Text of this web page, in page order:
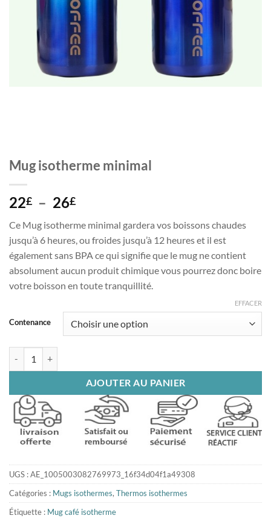
Mug isotherme minimal
22£ – 26£Plage
prix :
22£
à
26£
Ce Mug isotherme minimal gardera vos boissons chaudes
jusqu’à 6 heures, ou froides jusqu’à 12 heures et il est
également sans BPA ce qui signifie que le mug ne contient
absolument aucun produit chimique vous pourrez donc boire
votre boisson en toute tranquillité.
Contenance
EFFACER
AJOUTER AU PANIER
UGS :AE_1005003082769973_16f34d04f1a49308
Catégories : Mugs isothermes, Thermos isothermes
Étiquette : Mug café isotherme